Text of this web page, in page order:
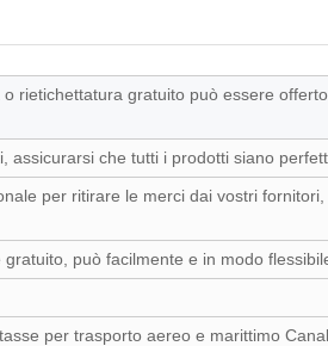
rietichettatura gratuito può essere
assicurarsi che tutti i prodotti siano
per ritirare le merci dai vostri
può facilmente e in modo
per trasporto aereo e marittimo